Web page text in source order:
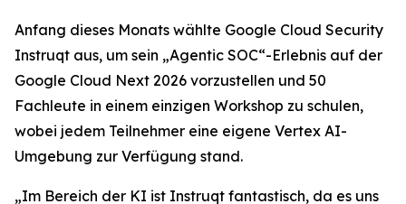
Anfang dieses Monats wählte Google Cloud Security
Instruqt aus, um sein „Agentic SOC“-Erlebnis auf der
Google Cloud Next 2026 vorzustellen und 50
Fachleute in einem einzigen Workshop zu schulen,
wobei jedem Teilnehmer eine eigene Vertex AI-
Umgebung zur Verfügung stand.
„Im Bereich der KI ist Instruqt fantastisch, da es uns